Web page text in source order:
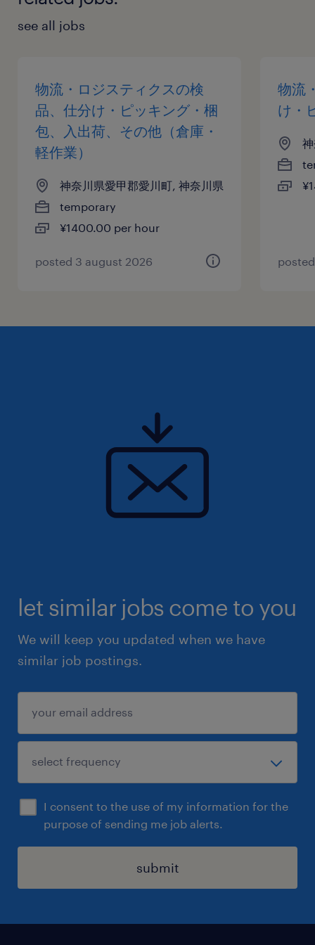
see all jobs
物流・ロジスティクスの検
品、仕分け・ピッキング・梱
包、入出荷、その他（倉庫・
軽作業）
神奈川県愛甲郡愛川町, 神奈川県
temporary
¥1400.00 per hour
posted 3 august 2026
物流
け・
let similar jobs come to you
We will keep you updated when we have
similar job postings.
I consent to the use of my information for the
purpose of sending me job alerts.
submit